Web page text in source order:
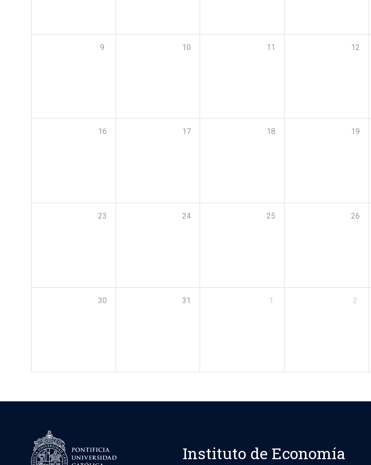
9 10 11 12
16 17 18 19
23 24 25 26
30 31 1 2
Instituto de Economía